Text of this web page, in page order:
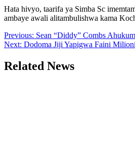
Hata hivyo, taarifa ya Simba Sc
ambaye awali alitambulishwa kama
Post
navigation
Previous: Sean “Diddy” Combs
Next: Dodoma Jiji Yapigwa Faini
Related News